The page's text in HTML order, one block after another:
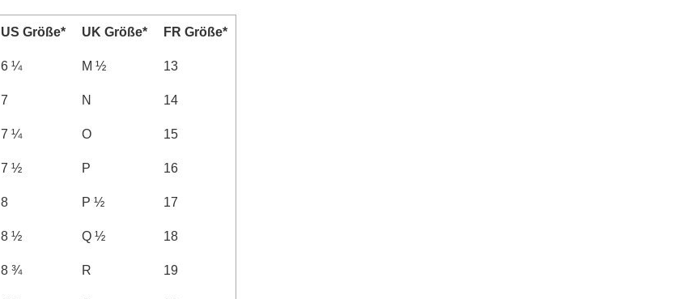
US Größe* UK Größe* FR Größe*
6 ¼ M ½ 13
7 N 14
7 ¼ O 15
7 ½ P 16
8 P ½ 17
8 ½ Q ½ 18
8 ¾ R 19